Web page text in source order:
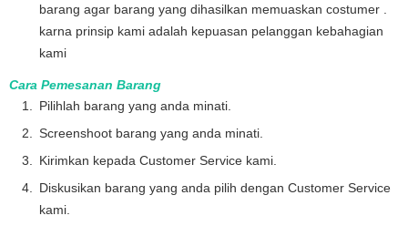
barang agar barang yang dihasilkan memuaskan costumer .
karna prinsip kami adalah kepuasan pelanggan kebahagian
kami
Cara Pemesanan Barang
Pilihlah barang yang anda minati.
Screenshoot barang yang anda minati.
Kirimkan kepada Customer Service kami.
Diskusikan barang yang anda pilih dengan Customer Service
kami.